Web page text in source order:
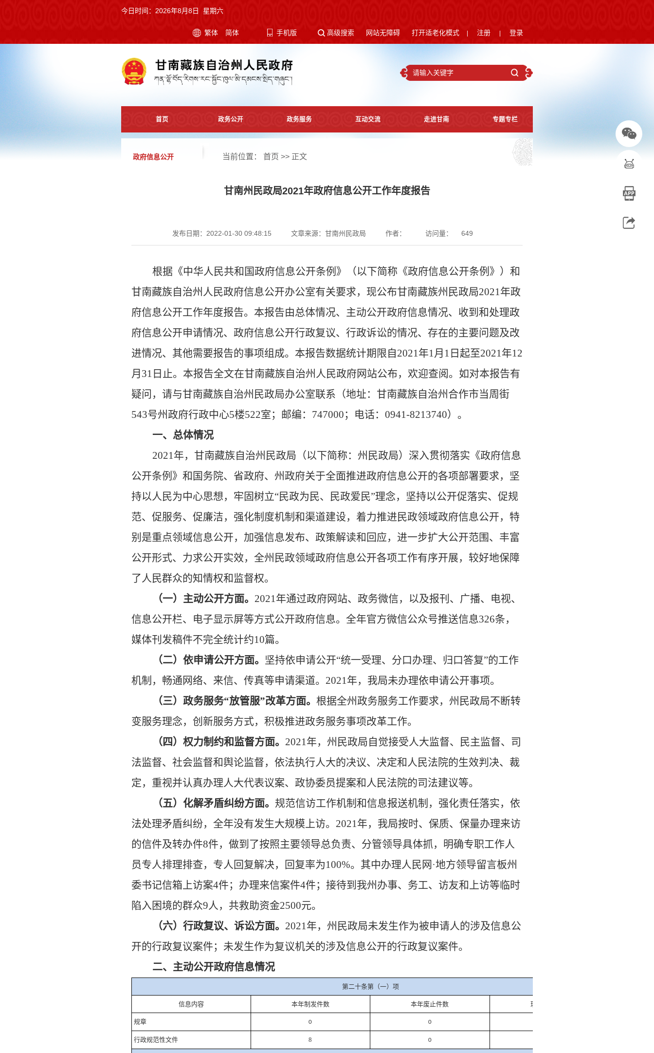
今日时间： 2026年8月8日 星期六
简体
繁体 手机版 高级搜索 网站无障碍 打开适老化模式 注册 登录
首页 政务公开 政务服务 互动交流 走进甘南 专题专栏
政府信息公开 当前位置： 首页 >> 正文
甘南州民政局2021年政府信息公开工作年度报告
发布日期：2022-01-30 09:48:15 文章来源：甘南州民政局 作者： 访问量： 649
根据《中华人民共和国政府信息公开条例》（以下简称《政府信息公开条例》）和
甘南藏族自治州人民政府信息公开办公室有关要求，现公布甘南藏族州民政局2021年政
府信息公开工作年度报告。 本报告由总体情况、主动公开政府信息情况、收到和处理政
府信息公开申请情况、政府信息公开行政复议、行政诉讼的情况、存在的主要问题及改
进情况、其他需要报告的事项组成。 本报告数据统计期限自2021年1月1日起至2021年12
月31日止。本报告全文在甘南藏族自治州人民政府网站公布，欢迎查阅。如对本报告有
疑问，请与甘南藏族自治州民政局办公室联系（地址：甘南藏族自治州合作市当周街
543号州政府行政中心5楼522室；邮编：747000；电话：0941-8213740）。
一、总体情况
2021年，甘南藏族自治州民政局（以下简称：州民政局） 深入贯彻落实《政府信息
公开条例》和国务院、省政府、州政府关于全面推进政府信息公开的各项部署要求，坚
持以人民为中心思想，牢固树立“民政为民、民政爱民”理念，坚持以公开促落实、促规
范、促服务、促廉洁，强化制度机制和渠道建设，着力推进民政领域政府信息公开，特
别是重点领域信息公开，加强信息发布、政策解读和回应，进一步扩大公开范围、丰富
公开形式、力求公开实效，全州民政领域政府信息公开各项工作有序开展，较好地保障
了人民群众的知情权和监督权。
（一）主动公开方面。 2021年通过政府网站、政务微信，以及报刊、广播、电视、
信息公开栏、电子显示屏等方式公开政府信息。全年官方微信公众号推送信息326条，
媒体刊发稿件不完全统计约10篇。
（二）依申请公开方面。 坚持依申请公开“统一受理、分口办理、归口答复”的工作
机制，畅通网络、来信、传真等申请渠道。 2021年，我局未办理依申请公开事项。
（三）政务服务“放管服”改革方面。 根据全州政务服务工作要求， 州民政局不断转
变服务理念，创新服务方式，积极推进政务服务事项改革工作。
（四）权力制约和监督方面。 2021年，州民政局自觉接受人大监督、民主监督、司
法监督、社会监督和舆论监督，依法执行人大的决议、决定和人民法院的生效判决、裁
定，重视并认真办理人大代表议案、政协委员提案和人民法院的司法建议等。
（五）化解矛盾纠纷方面。 规范信访工作机制和信息报送机制，强化责任落实，依
法处理矛盾纠纷，全年没有发生大规模上访。 2021年， 我局按时、保质、保量办理来访
的信件及转办件8件，做到了按照主要领导总负责、分管领导具体抓，明确专职工作人
员专人排理排查，专人回复解决，回复率为100%。其中办理人民网·地方领导留言板州
委书记信箱上访案4件；办理来信案件4件；接待到我州办事、务工、访友和上访等临时
陷入困境的群众9人，共救助资金2500元。
（六）行政复议、诉讼方面。 2021年，州民政局未发生作为被申请人的涉及信息公
开的行政复议案件；未发生作为复议机关的涉及信息公开的行政复议案件。
二、主动公开政府信息情况
第二十条第（一）项
信息内容 本年制 发件数 本年废止件数 现行有效件
规章 0 0
行政规范性文件 8 0